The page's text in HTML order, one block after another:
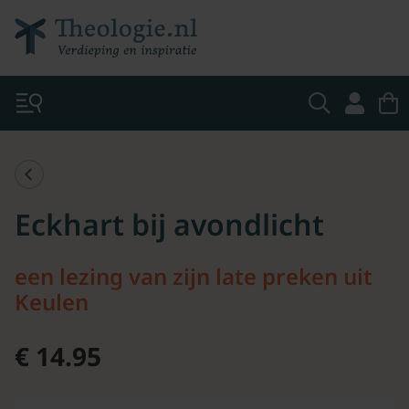
Eckhart bij avondlicht
een lezing van zijn late preken uit
Keulen
€ 14.95